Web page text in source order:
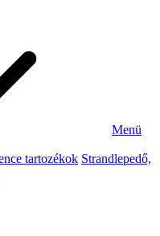
Menü
tartozékok Strandlepedő,